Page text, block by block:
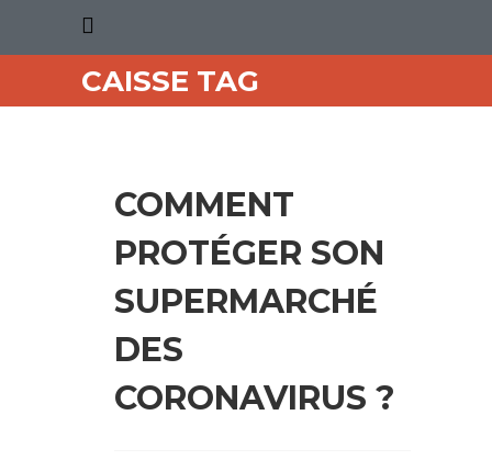
CAISSE TAG
COMMENT
PROTÉGER SON
SUPERMARCHÉ
DES
CORONAVIRUS ?